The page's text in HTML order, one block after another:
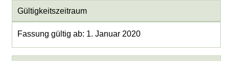
Gültigkeitszeitraum
Fassung gültig ab: 1. Januar 2020